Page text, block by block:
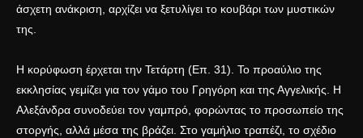
άσχετη ανάκριση, αρχίζει να ξετυλίγει το κουβάρι των μυστικών
της.
Η κορύφωση έρχεται την Τετάρτη (Επ. 31). Το προαύλιο της
εκκλησίας γεμίζει για τον γάμο του Γρηγόρη και της Αγγελικής. Η
Αλεξάνδρα συνοδεύει τον γαμπρό, φορώντας το προσωπείο της
στοργής, αλλά μέσα της βράζει. Στο γαμήλιο τραπέζι, το σχέδιο